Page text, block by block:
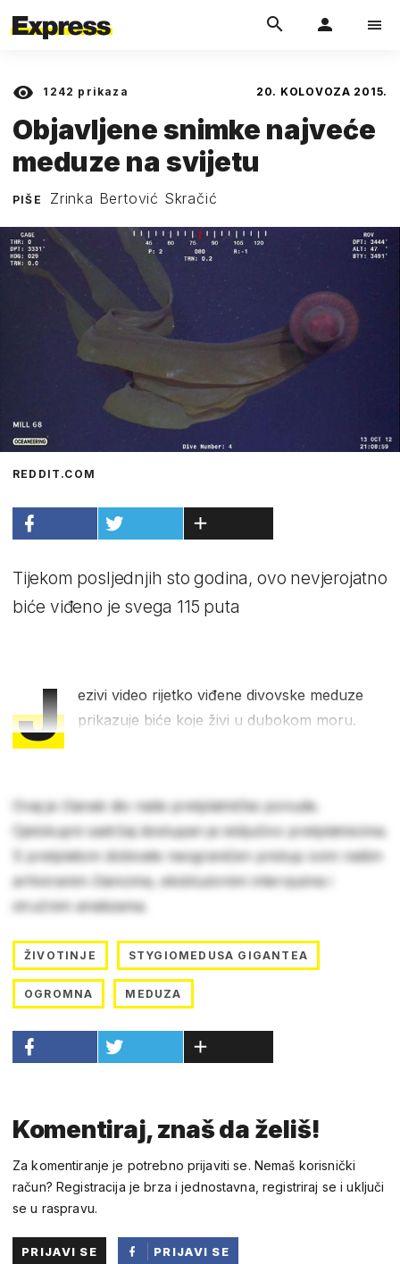
1242 prikaza 20. KOLOVOZA 2015.
Objavljene snimke najveće
meduze na svijetu
PIŠE Zrinka Bertović Skračić
REDDIT.COM
Tijekom posljednjih sto godina, ovo nevjerojatno
biće viđeno je svega 115 puta
J
ezivi video rijetko viđene divovske meduze
prikazuje biće koje živi u dubokom moru.
Ovaj je članak dio naše pretplatničke ponude.
Cjelokupni sadržaj dostupan je isključivo pretplatnicima.
S pretplatom dobivate neograničen pristup svim našim
arhiviranim člancima, ekskluzivnim intervjuima i
stručnim analizama.
ŽIVOTINJE STYGIOMEDUSA GIGANTEA
OGROMNA MEDUZA
Komentiraj, znaš da želiš!
Za komentiranje je potrebno prijaviti se. Nemaš korisnički
račun? Registracija je brza i jednostavna, registriraj se i uključi
se u raspravu.
PRIJAVI SE
PRIJAVI SE